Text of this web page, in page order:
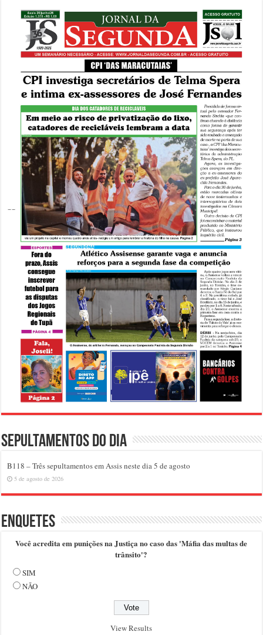
Sepultamentos do dia
B118 – Três sepultamentos em Assis neste dia 5 de agosto
5 de agosto de 2026
Enquetes
Você acredita em punições na Justiça no caso das 'Máfia das multas de
trânsito'?
SIM
NÃO
View Results